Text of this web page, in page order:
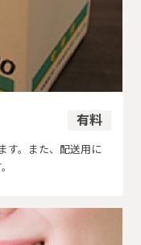
有料
す。また、配送用に